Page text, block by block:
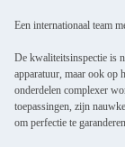
Een internationaal team
De kwaliteitsinspectie is
apparatuur, maar ook op
onderdelen complexer
toepassingen, zijn
om perfectie te